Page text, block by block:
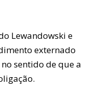
Lewandowski e
externado
sentido de que a